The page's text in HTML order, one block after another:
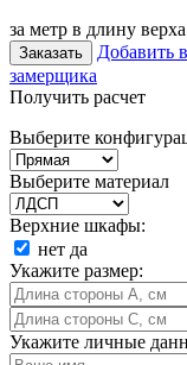
за метр в длину
Заказать Добавить
замерщика
Получить расчет
Выберите
Выберите материал
Верхние шкафы:
нет да
Укажите размер:
Укажите личные